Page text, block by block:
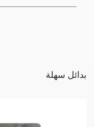
بدائل سهلة